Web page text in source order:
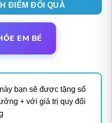
ĐIỂM ĐỔI QUÀ
EM BÉ
bạn sẽ được tặng số
+ với giá trị quy đổi